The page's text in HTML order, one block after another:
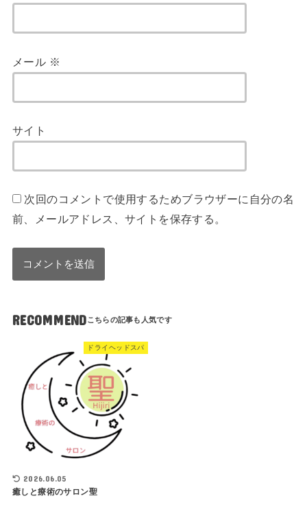
メール ※
サイト
次回のコメントで使用するためブラウザーに自分の名
前、メールアドレス、サイトを保存する。
RECOMMEND
ドライヘッドスパ
2026.06.05
癒しと療術のサロン聖